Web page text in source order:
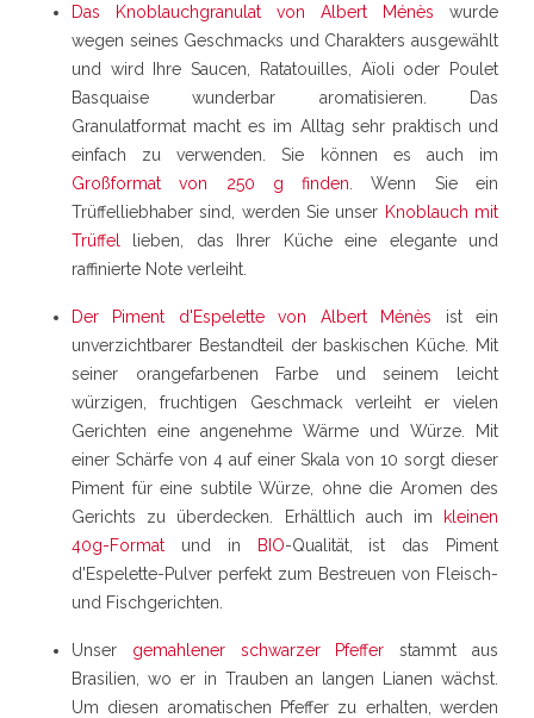
Das Knoblauchgranulat von Albert Ménès wurde
wegen seines Geschmacks und Charakters ausgewählt
und wird Ihre Saucen, Ratatouilles, Aïoli oder Poulet
Basquaise wunderbar aromatisieren. Das
Granulatformat macht es im Alltag sehr praktisch und
einfach zu verwenden. Sie können es auch im
Großformat von 250 g finden . Wenn Sie ein
Trüffelliebhaber sind, werden Sie unser Knoblauch mit
Trüffel
lieben, das Ihrer Küche eine elegante und
raffinierte Note verleiht.
Der Piment d'Espelette von Albert Ménès ist ein
unverzichtbarer Bestandteil der baskischen Küche. Mit
seiner orangefarbenen Farbe und seinem leicht
würzigen, fruchtigen Geschmack verleiht er vielen
Gerichten eine angenehme Wärme und Würze. Mit
einer Schärfe von 4 auf einer Skala von 10 sorgt dieser
Piment für eine subtile Würze, ohne die Aromen des
Gerichts zu überdecken. Erhältlich auch im
kleinen
40g-Format und in BIO-Qualität, ist das Piment
d'Espelette-Pulver perfekt zum Bestreuen von Fleisch-
und Fischgerichten.
Unser gemahlener schwarzer Pfeffer stammt aus
Brasilien, wo er in Trauben an langen Lianen wächst.
Um diesen aromatischen Pfeffer zu erhalten, werden